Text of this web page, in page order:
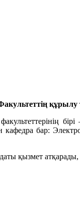
бірі
бар:
қызмет атқарады,